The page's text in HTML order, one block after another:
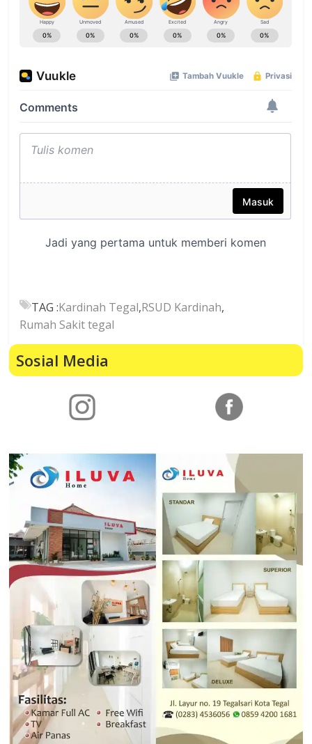
TAG :Kardinah Tegal,RSUD Kardinah,
Rumah Sakit tegal
Sosial Media